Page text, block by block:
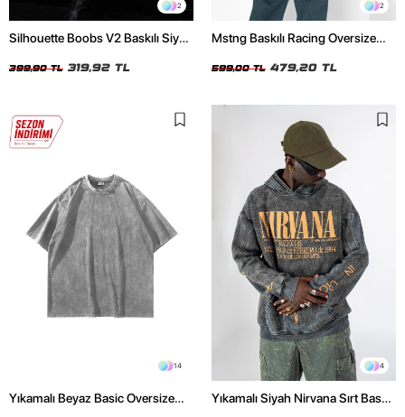
2
Silhouette Boobs V2 Baskılı Siyah
399,90 TL 319,92 TL
2
Mstng Baskılı Racing Oversize
599,00 TL 479,20 TL
14
Yıkamalı Beyaz Basic Oversize
4
Yıkamalı Siyah Nirvana Sırt Baskılı